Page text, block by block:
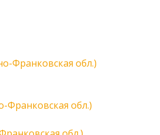
Франковская обл.)
обл.)